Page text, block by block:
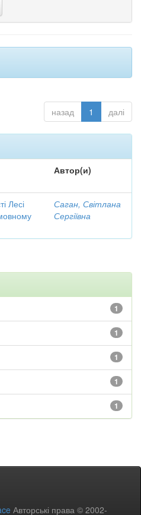
назад 1 далі
Автор(и)
Лесі
Саган, Світлана
Сергіївна
1
1
1
1
1
Авторські права © 2002-